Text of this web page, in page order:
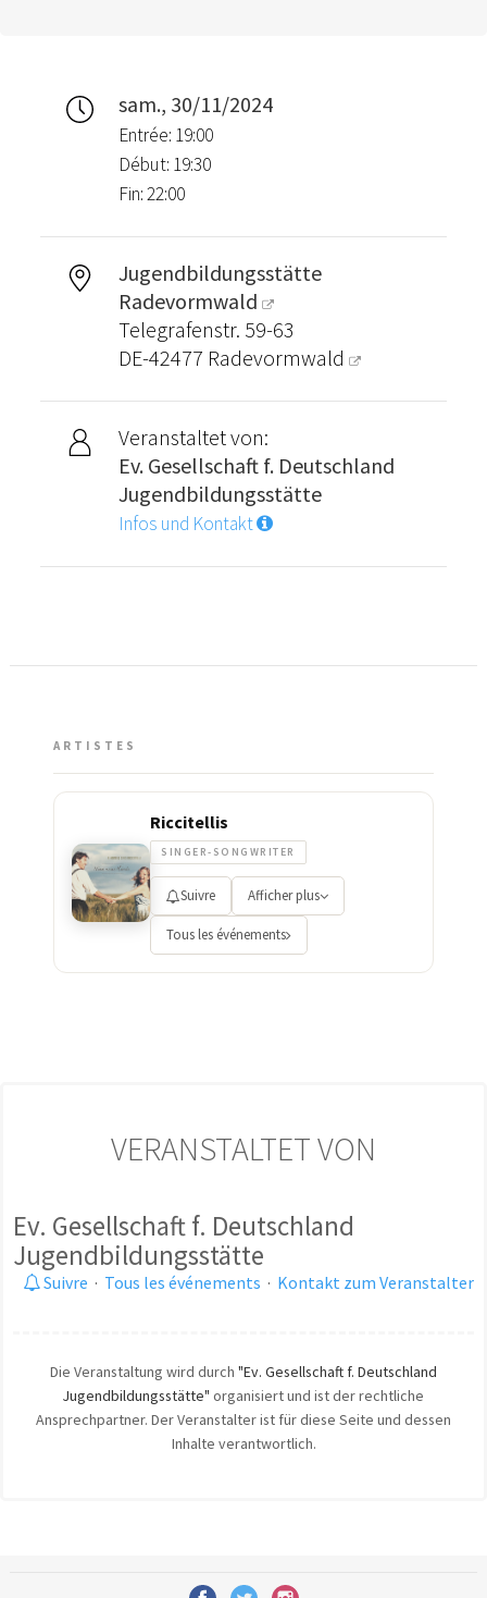
sam., 30/11/2024
Entrée: 19:00
Début: 19:30
Fin: 22:00
Jugendbildungsstätte
Radevormwald
Telegrafenstr. 59-63
DE-42477 Radevormwald
Veranstaltet von:
Ev. Gesellschaft f. Deutschland
Jugendbildungsstätte
Infos und Kontakt
ARTISTES
Riccitellis
SINGER-SONGWRITER
Suivre Afficher plus
Tous les événements
VERANSTALTET VON
Ev. Gesellschaft f. Deutschland
Jugendbildungsstätte
Suivre · Tous les événements · Kontakt zum Veranstalter
Die Veranstaltung wird durch "Ev. Gesellschaft f. Deutschland
Jugendbildungsstätte" organisiert und ist der rechtliche
Ansprechpartner. Der Veranstalter ist für diese Seite und dessen
Inhalte verantwortlich.